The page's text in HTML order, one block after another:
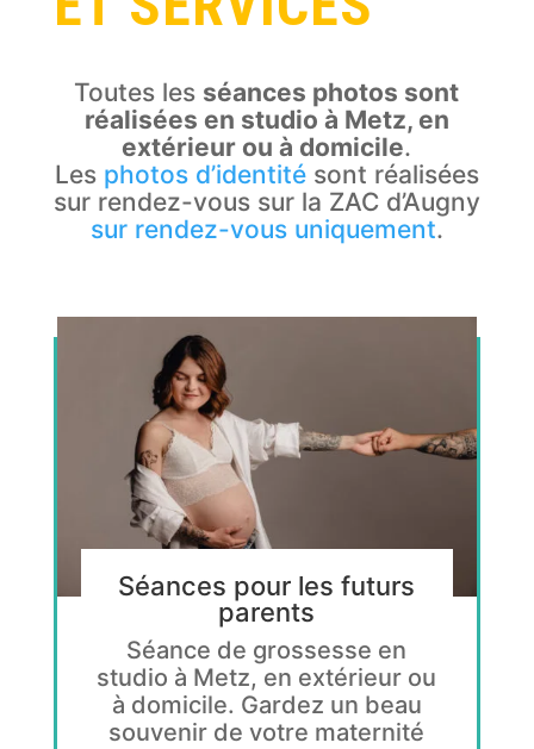
Toutes les séances photos sont
réalisées en studio à Metz, en
extérieur ou à domicile.
Les photos d’identitésont réalisées
sur rendez-vous sur la ZAC d’Augny
sur rendez-vous uniquement.
Séances pour les futurs
parents
Séance de grossesse en
studio à Metz, en extérieur ou
à domicile. Gardez un beau
souvenir de votre maternité